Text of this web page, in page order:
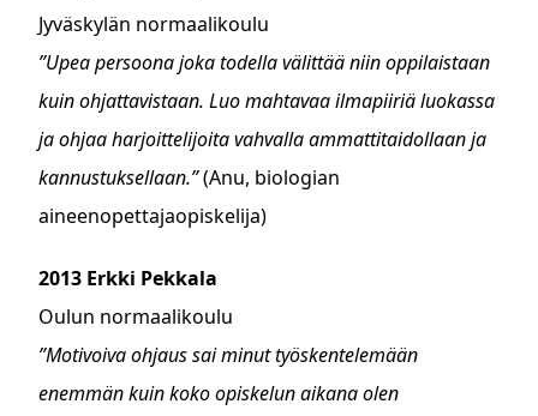
Jyväskylän normaalikoulu
”Upea persoona joka todella välittää niin oppilaistaan
kuin ohjattavistaan. Luo mahtavaa ilmapiiriä luokassa
ja ohjaa harjoittelijoita vahvalla ammattitaidollaan ja
kannustuksellaan.”(Anu, biologian
aineenopettajaopiskelija)
2013 Erkki Pekkala
Oulun normaalikoulu
”Motivoiva ohjaus sai minut työskentelemään
enemmän kuin koko opiskelun aikana olen